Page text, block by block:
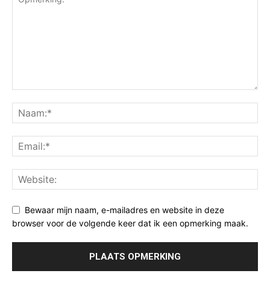
Bewaar mijn naam, e-mailadres en website in deze
browser voor de volgende keer dat ik een opmerking maak.